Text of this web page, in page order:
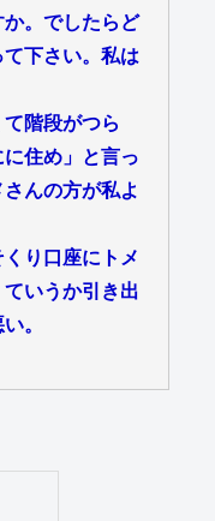
。でしたらど
下さい。私は
階段がつら
住め」と言っ
んの方が私よ
り口座にトメ
いうか引き出
。